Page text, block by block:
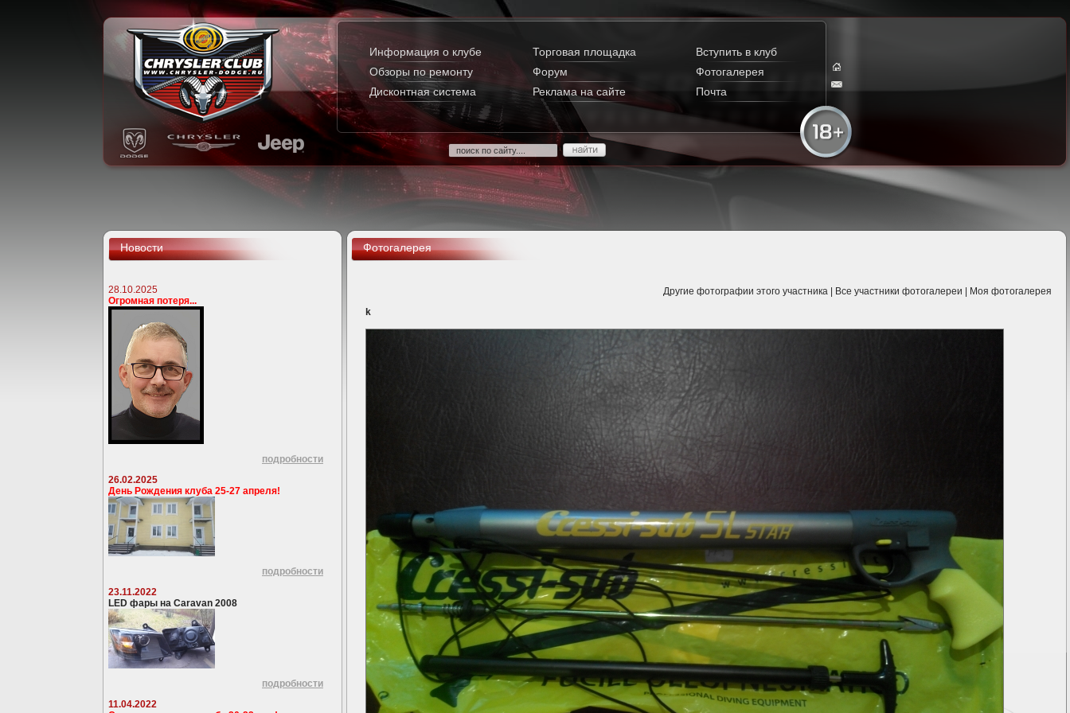
Информация о клубе Торговая площадка
Вступить в клуб
Обзоры по ремонту
Форум
Фотогалерея
Дисконтная система
Реклама на сайте Почта
Новости
28.10.2025
Огромная потеря...
подробности
26.02.2025
День Рождения клуба 25-27 апреля!
подробности
23.11.2022
LED фары на Caravan 2008
подробности
11.04.2022
Фотогалерея
Другие фотографии этого участника Все участники фотогалереи
Моя фотогалерея
k